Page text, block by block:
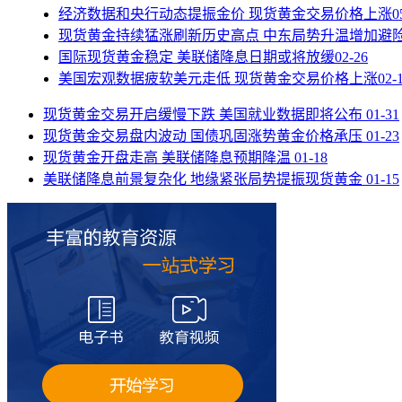
经济数据和央行动态提振金价 现货黄金交易价格上涨
现货黄金持续猛涨刷新历史高点 中东局势升温增加避
国际现货黄金稳定 美联储降息日期或将放缓02-26
美国宏观数据疲软美元走低 现货黄金交易价格上涨02-
现货黄金交易开启缓慢下跌 美国就业数据即将公布 01-31
现货黄金交易盘内波动 国债巩固涨势黄金价格承压 01-23
现货黄金开盘走高 美联储降息预期降温 01-18
美联储降息前景复杂化 地缘紧张局势提振现货黄金 01-15